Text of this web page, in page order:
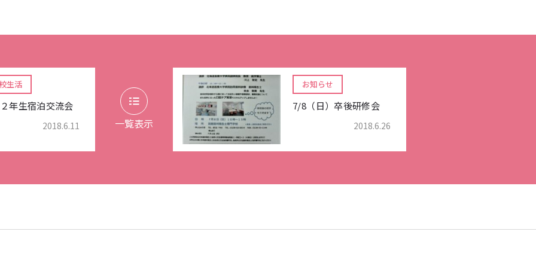
生活
年生宿泊交流会
2018.6.11 一覧表示
お知らせ
7/8（日）卒後研修会
2018.6.26